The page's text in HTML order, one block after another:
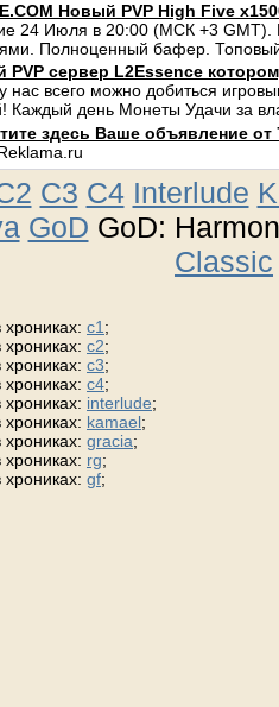
Новый PVP High Five
24 Июля в 20:00 (МСК +3 GMT).
Полноценный бафер. Топовый
PVP сервер L2Essence
нас всего можно добиться
Каждый день Монеты Удачи за
здесь Ваше объявление от
C3 C4 Interlude
GoD GoD:
Classic
c1 ;
c2;
c3;
c4;
interlude;
kamael;
gracia;
rg;
gf;